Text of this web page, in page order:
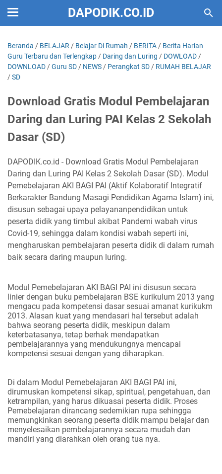
DAPODIK.CO.ID
Beranda / BELAJAR / Belajar Di Rumah / BERITA / Berita Harian
Guru Terbaru dan Terlengkap / Daring dan Luring / DOWLOAD /
DOWNLOAD /Guru SD / NEWS / Perangkat SD / RUMAH BELAJAR
/SD
Download Gratis Modul Pembelajaran
Daring dan Luring PAI Kelas 2 Sekolah
Dasar (SD)
DAPODIK.co.id - Download Gratis Modul Pembelajaran
Daring dan Luring PAI Kelas 2 Sekolah Dasar (SD). Modul
Pemebelajaran AKI BAGI PAI (Aktif Kolaboratif Integratif
Berkarakter Bandung Masagi Pendidikan Agama Islam) ini,
disusun sebagai upaya pelayananpendidikan untuk
peserta didik yang timbul akibat Pandemi wabah virus
Covid-19, sehingga dalam kondisi wabah seperti ini,
mengharuskan pembelajaran peserta didik di dalam rumah
baik secara daring maupun luring.
Modul Pemebelajaran AKI BAGI PAI ini disusun secara
linier dengan buku pembelajaran BSE kurikulum 2013 yang
mengacu pada kompetensi dasar sesuai amanat kurikukm
2013. Alasan kuat yang mendasari hal tersebut adalah
bahwa seorang peserta didik, meskipun dalam
keterbatasanya, tetap berhak mendapatkan
pembelajarannya yang mendukungnya mencapai
kompetensi sesuai dengan yang diharapkan.
Di dalam Modul Pemebelajaran AKI BAGI PAI ini,
dirumuskan kompetensi sikap, spiritual, pengetahuan, dan
ketrampilan, yang harus dikuasai peserta didik. Proses
Pemebelajaran dirancang sedemikian rupa sehingga
memungkinkan seorang peserta didik mampu belajar dan
menyelesaikan pembelajarannya secara mudah dan
mandiri yang diarahkan oleh orang tua nya.